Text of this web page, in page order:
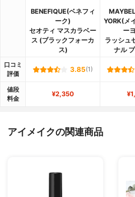
BENEFIQUE(ベネフィ
ーク)
セオティ マスカラベー
ス (ブラックフォーカ
ス)
YORK(メ
ー
ラッシュ
ナル
口コミ
評価
3.85(1)
値段
料金
¥2,350
アイメイクの関連商品